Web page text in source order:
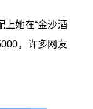
上她在“金沙酒
，许多网友